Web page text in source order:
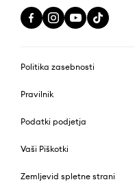
Politika zasebnosti
Pravilnik
Podatki podjetja
Vaši Piškotki
Zemljevid spletne strani